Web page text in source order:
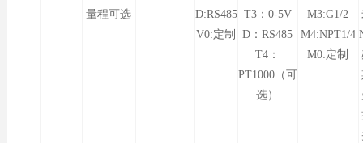
量程可选
D:RS485
V0:定制
T3：0-5V
D：RS485
T4：
PT1000（可
选）
M3:G1/2
M4:NPT1/4
M0:定制